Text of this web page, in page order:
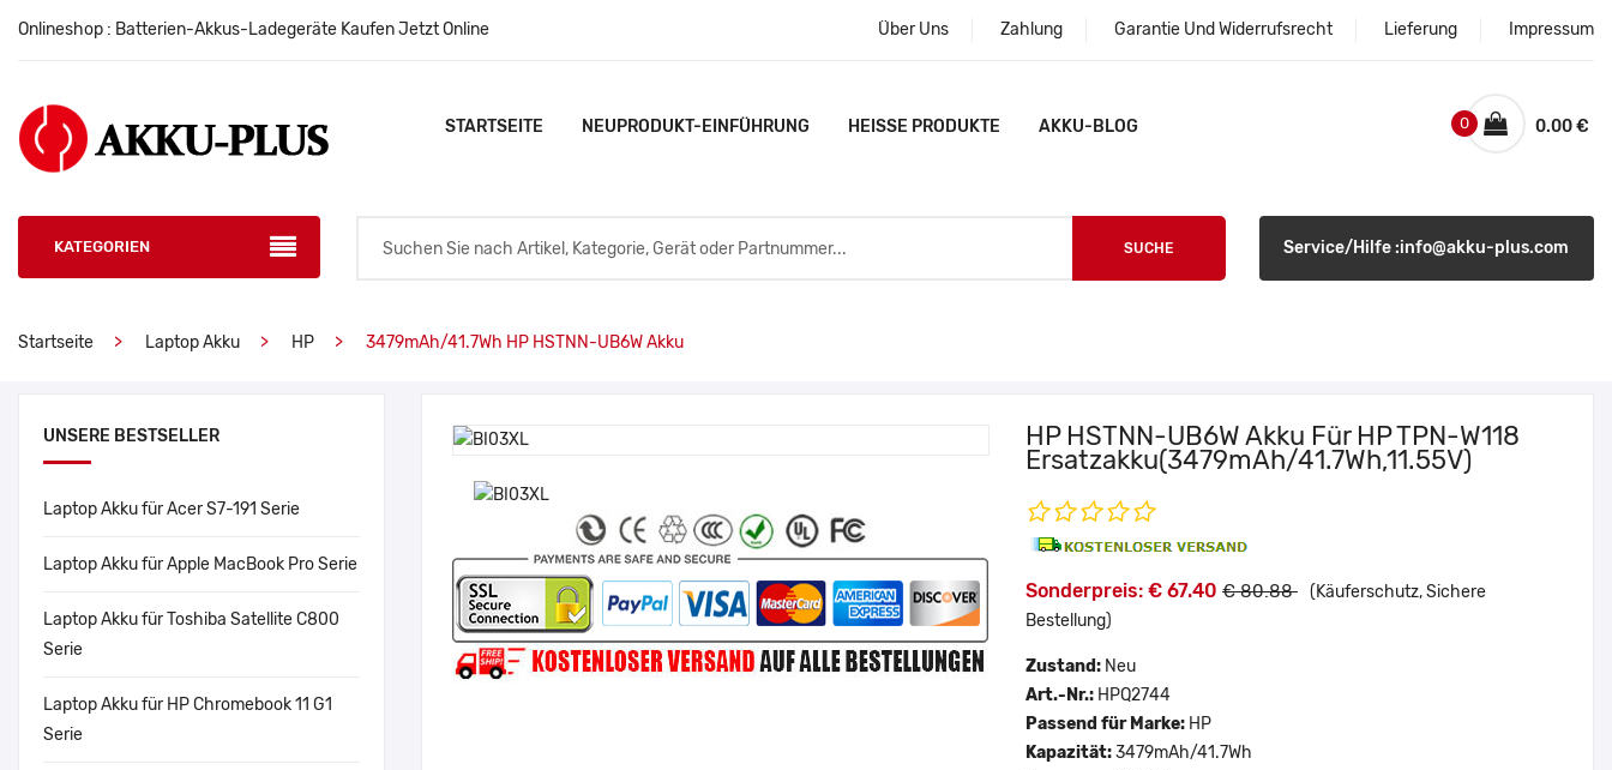
Onlineshop : Batterien-Akkus-Ladegeräte Kaufen Jetzt Online Über Uns Zahlung Garantie Und Widerrufsrecht Lieferung Impressum
STARTSEITE NEUPRODUKT-EINFÜHRUNG HEISSE PRODUKTE AKKU-BLOG 0.00 €
0
KATEGORIEN SUCHE Service/Hilfe :info@akku-plus.com
Startseite Laptop Akku HP 3479mAh/41.7Wh HP HSTNN-UB6W Akku
UNSERE BESTSELLER
Laptop Akku für Acer S7-191 Serie
Laptop Akku für Apple MacBook Pro Serie
Laptop Akku für Toshiba Satellite C800
Serie
Laptop Akku für HP Chromebook 11 G1
Serie
HP HSTNN-UB6W Akku Für HP TPN-W118
Ersatzakku(3479mAh/41.7Wh,11.55V)
Sonderpreis: € 67.40 € 80.88 (Käuferschutz, Sichere
Bestellung)
Zustand: Neu
Art.-Nr.: HPQ2744
Passend für Marke: HP
Kapazität:3479mAh/41.7Wh